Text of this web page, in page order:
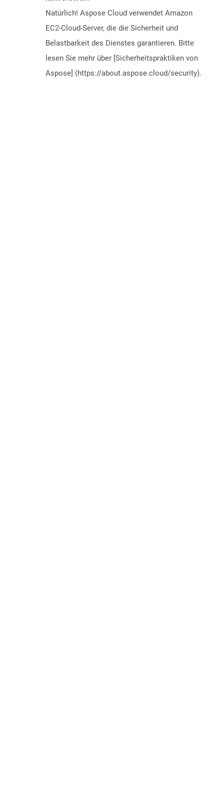
Natürlich! Aspose Cloud verwendet Amazon
EC2-Cloud-Server, die die Sicherheit und
Belastbarkeit des Dienstes garantieren. Bitte
lesen Sie mehr über [Sicherheitspraktiken von
Aspose] (https://about.aspose.cloud/security).